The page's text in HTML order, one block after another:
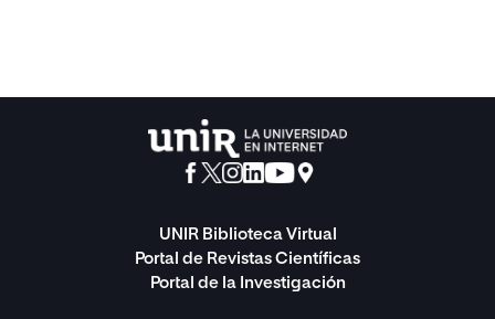
UNIR Biblioteca Virtual
Portal de Revistas Científicas
Portal de la Investigación